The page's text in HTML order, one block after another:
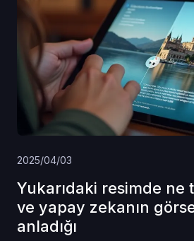
2025/04/03
Yukarıdaki resimde ne
ve yapay zekanın
anladığı